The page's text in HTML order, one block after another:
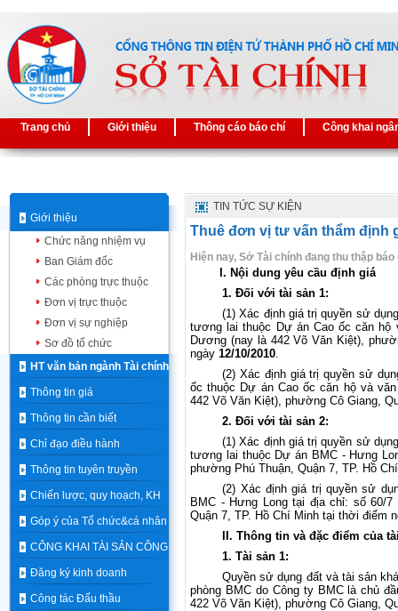
Trang chủ Giới thiệu Thông cáo báo chí Công khai
Giới thiệu
Chức năng nhiệm vụ
Ban Giám đốc
Các phòng trực thuộc
Đơn vị trực thuộc
Đơn vị sự nghiệp
Sơ đồ tổ chức
HT văn bản ngành Tài chính
Thông tin giá
Thông tin cần biết
Chỉ đạo điều hành
Thông tin tuyên truyền
Chiến lược, quy hoạch, KH
Góp ý của Tổ chức&cá nhân
CÔNG KHAI TÀI SẢN CÔNG
Đăng ký kinh doanh
Công tác Đấu thầu
TIN TỨC SỰ KIỆN
Thuê đơn vị tư vấn thẩm định
Hiện nay, Sở Tài chính đang thu thập
I. Nội dung yêu cầu định giá
1. Đối với tài sản 1:
(1) Xác định giá trị quyền sử
tương lai thuộc Dự án Cao ốc căn hộ
Dương (nay là 442 Võ Văn Kiệt),
ngày 12/10/2010.
(2) Xác định giá trị quyền sử
ốc thuộc Dự án Cao ốc căn hộ và
442 Võ Văn Kiệt), phường Cô Giang,
2. Đối với tài sản 2:
(1) Xác định giá trị quyền sử
tương lai thuộc Dự án BMC - Hưng
phường Phú Thuận, Quận 7, TP. Hồ
(2) Xác định giá trị quyền sử
BMC - Hưng Long tại địa chỉ: số 60/
Quận 7, TP. Hồ Chí Minh tại thời điểm
II. Thông tin và đặc điểm của
1. Tài sản 1:
Quyền sử dụng đất và tài sản
phòng BMC do Công ty BMC là chủ
422 Võ Văn Kiệt), phường Cô Giang,